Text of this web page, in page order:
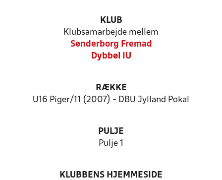
KLUB
Klubsamarbejde mellem
Sønderborg Fremad
Dybbøl IU
RÆKKE
U16 Piger/11 (2007) - DBU Jylland Pokal
PULJE
Pulje 1
KLUBBENS HJEMMESIDE